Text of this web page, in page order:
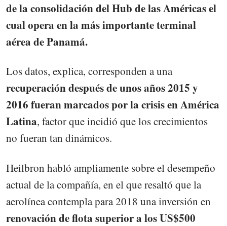
de la consolidación del Hub de las Américas el
cual opera en la más importante terminal
aérea de Panamá.
Los datos, explica, corresponden a una
recuperación después de unos años 2015 y
2016 fueran marcados por la crisis en América
Latina, factor que incidió que los crecimientos
no fueran tan dinámicos.
Heilbron habló ampliamente sobre el desempeño
actual de la compañía, en el que resaltó que la
aerolínea contempla para 2018 una inversión en
renovación de flota superior a losUS$500